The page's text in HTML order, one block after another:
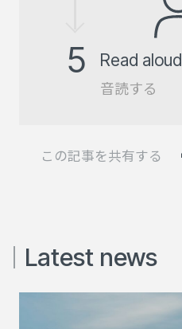
5 Read aloud
音読する
この記事を共有する
Latest news